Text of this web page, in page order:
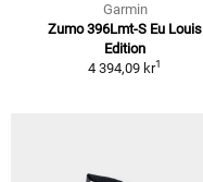
Garmin
Zumo 396Lmt-S Eu Louis
Edition
4 394,09 kr1